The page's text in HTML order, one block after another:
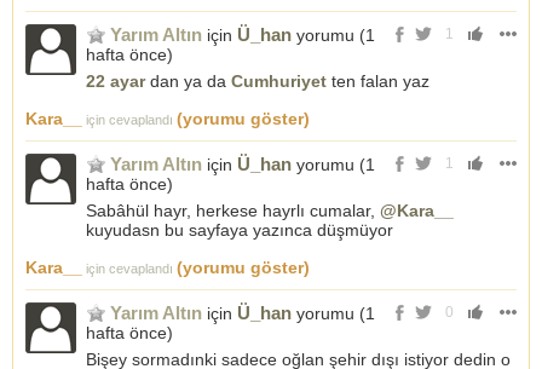
1
Yarım Altın için Ü_han yorumu (1
hafta önce)
22 ayardan ya da Cumhuriyet ten falan yaz
Kara__
için cevaplandı (yorumu göster)
1
Yarım Altın için Ü_han yorumu (1
hafta önce)
Sabâhül hayr, herkese hayrlı cumalar, @Kara__
kuyudasn bu sayfaya yazınca düşmüyor
Kara__
için cevaplandı (yorumu göster)
0
Yarım Altın için Ü_han yorumu (1
hafta önce)
Bişey sormadınki sadece oğlan şehir dışı istiyor dedin o